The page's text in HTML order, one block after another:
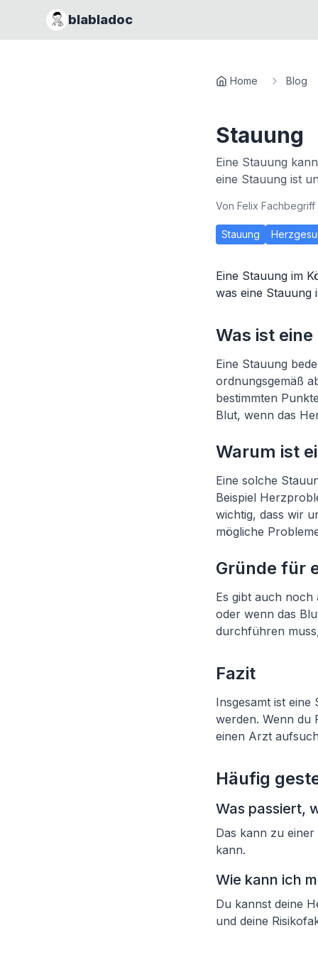
blabladoc
Home Blog
Stauung
Eine Stauung
eine Stauung ist
Von Felix Fachbegriff
Stauung
Eine Stauung im
was eine Stauung
Was ist
Eine Stauung
ordnungsgemäß
bestimmten
Blut, wenn das
Warum ist
Eine solche
Beispiel
wichtig, dass wir
mögliche
Gründe für
Es gibt auch noch
oder wenn das
durchführen
Fazit
Insgesamt ist
werden. Wenn du
einen Arzt
Häufig
Was passiert,
Das kann zu
kann.
Wie kann ich
Du kannst deine
und deine